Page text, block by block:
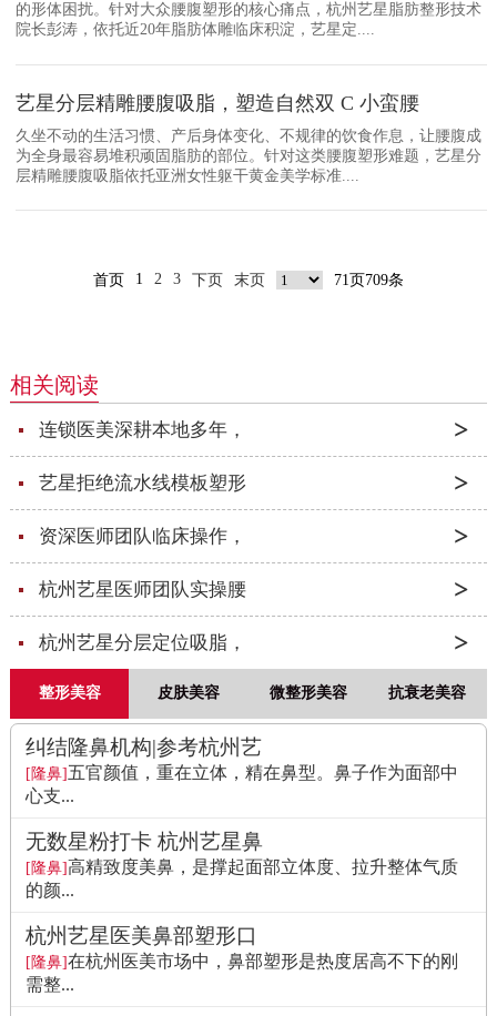
的形体困扰。针对大众腰腹塑形的核心痛点，杭州艺星脂肪整形技术
院长彭涛，依托近20年脂肪体雕临床积淀，艺星定....
艺星分层精雕腰腹吸脂，塑造自然双 C 小蛮腰
久坐不动的生活习惯、产后身体变化、不规律的饮食作息，让腰腹成
为全身最容易堆积顽固脂肪的部位。针对这类腰腹塑形难题，艺星分
层精雕腰腹吸脂依托亚洲女性躯干黄金美学标准....
首页 1 2 3 下页 末页 71页709条
相关阅读
连锁医美深耕本地多年，
艺星拒绝流水线模板塑形
资深医师团队临床操作，
杭州艺星医师团队实操腰
杭州艺星分层定位吸脂，
整形美容 皮肤美容 微整形美容 抗衰老美容
纠结隆鼻机构|参考杭州艺
[隆鼻]五官颜值，重在立体，精在鼻型。鼻子作为面部中
心支...
无数星粉打卡 杭州艺星鼻
[隆鼻]高精致度美鼻，是撑起面部立体度、拉升整体气质
的颜...
杭州艺星医美鼻部塑形口
[隆鼻]在杭州医美市场中，鼻部塑形是热度居高不下的刚
需整...